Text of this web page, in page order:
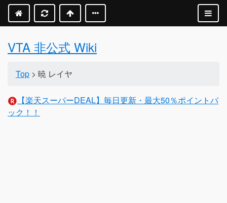
VTA 非公式 Wiki
Top > 暁 レイヤ
【楽天スーパーDEAL】毎日更新・最大50％ポイントバ
ック！！